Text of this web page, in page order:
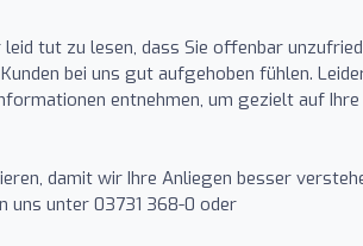
tut zu lesen, dass Sie offenbar
bei uns gut aufgehoben fühlen.
entnehmen, um gezielt auf Ihre
damit wir Ihre Anliegen besser
uns unter 03731 368-0 oder